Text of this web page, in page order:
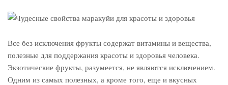
Все без исключения фрукты содержат витамины и вещества,
полезные для поддержания красоты и здоровья человека.
Экзотические фрукты, разумеется, не являются исключением.
Одним из самых полезных, а кроме того, еще и вкусных